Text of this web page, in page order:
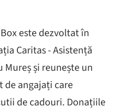
este dezvoltat în
Caritas - Asistență
Mureș și reunește un
angajați care
de cadouri. Donațiile